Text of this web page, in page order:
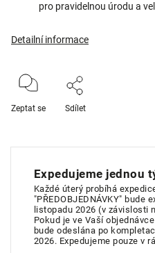
pro pravidelnou úrodu a
Detailní informace
Zeptat se Sdílet
Expedujeme jednou
Každé úterý probíhá
"PŘEDOBJEDNÁVKY" bude
listopadu 2026 (v závislosti
Pokud je ve Vaší objednávce
bude odeslána po
2026. Expedujeme pouze v